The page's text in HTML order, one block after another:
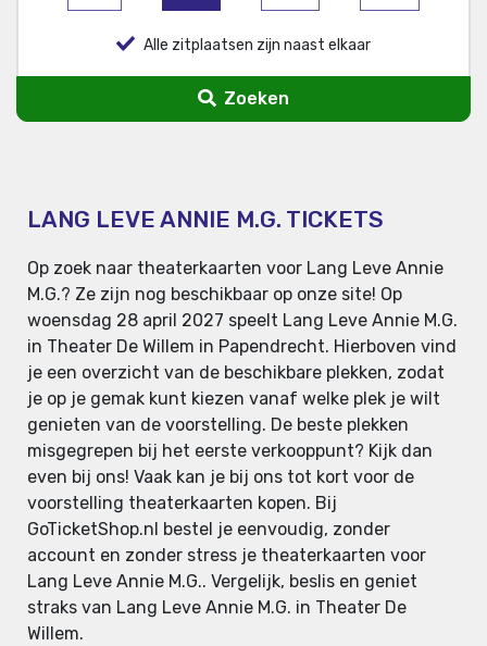
Alle zitplaatsen zijn naast elkaar
Zoeken
LANG LEVE ANNIE M.G. TICKETS
Op zoek naar theaterkaarten voor Lang Leve Annie
M.G.? Ze zijn nog beschikbaar op onze site! Op
woensdag 28 april 2027 speelt Lang Leve Annie M.G.
in Theater De Willem in Papendrecht. Hierboven vind
je een overzicht van de beschikbare plekken, zodat
je op je gemak kunt kiezen vanaf welke plek je wilt
genieten van de voorstelling. De beste plekken
misgegrepen bij het eerste verkooppunt? Kijk dan
even bij ons! Vaak kan je bij ons tot kort voor de
voorstelling theaterkaarten kopen. Bij
GoTicketShop.nl bestel je eenvoudig, zonder
account en zonder stress je theaterkaarten voor
Lang Leve Annie M.G.. Vergelijk, beslis en geniet
straks van Lang Leve Annie M.G. in Theater De
Willem.